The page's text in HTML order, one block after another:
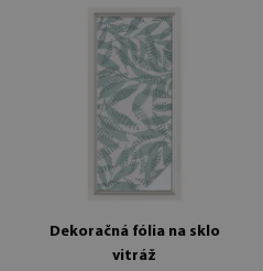
Dekoračná fólia na sklo
vitráž